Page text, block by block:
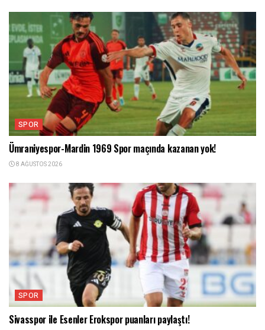
SPOR
Ümraniyespor-Mardin 1969 Spor maçında kazanan yok!
8 AĞUSTOS 2026
SPOR
Sivasspor ile Esenler Erokspor puanları paylaştı!